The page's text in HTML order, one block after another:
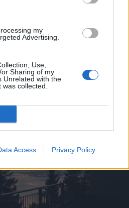
my
Advertising.
Use,
Sharing of my
Unrelated with the
collected.
Access Privacy Policy